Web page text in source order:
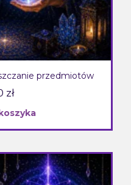
przedmiotów
zł